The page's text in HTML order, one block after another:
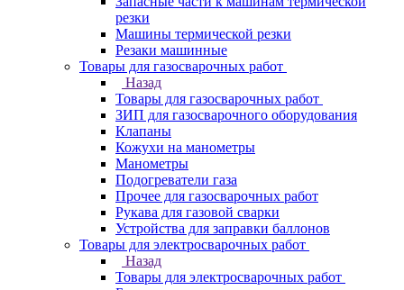
резки
Машины термической резки
Резаки машинные
Товары для газосварочных работ
Назад
Товары для газосварочных работ
ЗИП для газосварочного оборудования
Клапаны
Кожухи на манометры
Манометры
Подогреватели газа
Прочее для газосварочных работ
Рукава для газовой сварки
Устройства для заправки баллонов
Товары для электросварочных работ
Назад
Товары для электросварочных работ